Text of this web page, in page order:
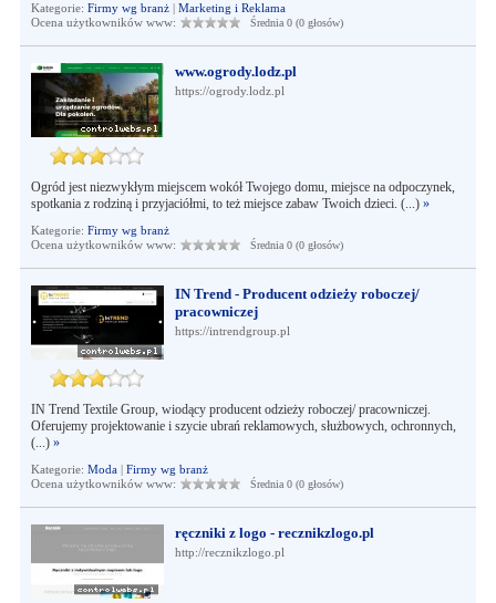
Kategorie: Firmy wg branż| Marketing i Reklama
Ocena użytkowników www:
Średnia 0 (0 głosów)
www.ogrody.lodz.pl
https://ogrody.lodz.pl
Ogród jest niezwykłym miejscem wokół Twojego domu, miejsce na odpoczynek,
spotkania z rodziną i przyjaciółmi, to też miejsce zabaw Twoich dzieci. (...) »
Kategorie: Firmy wg branż
Ocena użytkowników www:
Średnia 0 (0 głosów)
IN Trend - Producent odzieży roboczej/
pracowniczej
https://intrendgroup.pl
IN Trend Textile Group, wiodący producent odzieży roboczej/ pracowniczej.
Oferujemy projektowanie i szycie ubrań reklamowych, służbowych, ochronnych,
(...) »
Kategorie: Moda| Firmy wg branż
Ocena użytkowników www:
Średnia 0 (0 głosów)
ręczniki z logo - recznikzlogo.pl
http://recznikzlogo.pl